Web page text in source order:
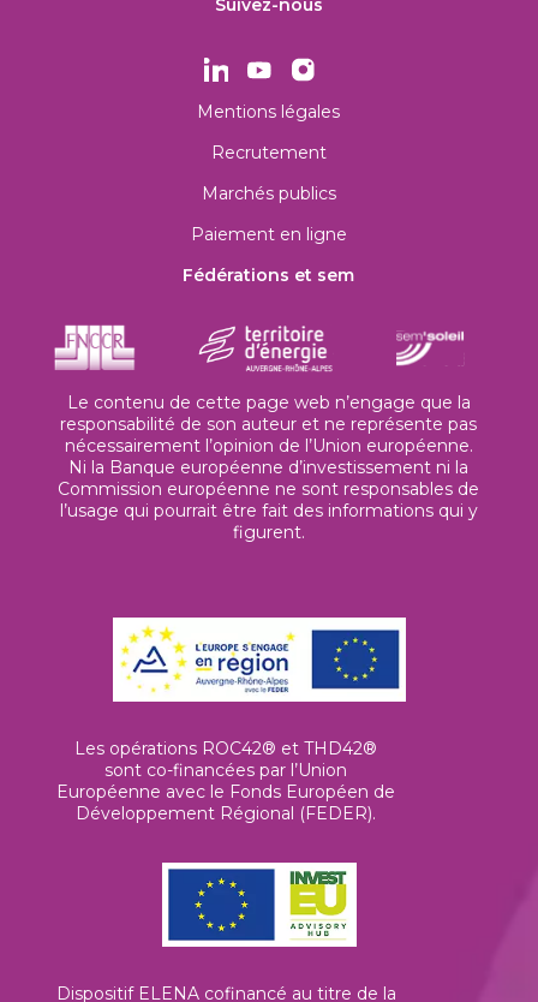
Suivez-nous
Mentions légales
Recrutement
Marchés publics
Paiement en ligne
Fédérations et sem
Le contenu de cette page web n’engage que la
responsabilité de son auteur et ne représente pas
nécessairement l’opinion de l’Union européenne.
Ni la Banque européenne d’investissement ni la
Commission européenne ne sont responsables de
l’usage qui pourrait être fait des informations qui y
figurent.
Les opérations ROC42® et THD42®
sont co-financées par l’Union
Européenne avec le Fonds Européen de
Développement Régional (FEDER).
Dispositif ELENA cofinancé au titre de la